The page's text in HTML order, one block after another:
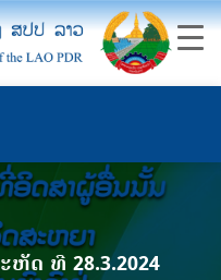
ຫັດ ທີ 28.3.2024